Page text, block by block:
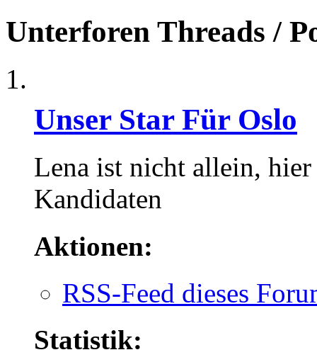
Unterforen Threads /
Unser Star Für Oslo
Lena ist nicht allein,
Kandidaten
Aktionen:
RSS-Feed dieses
Statistik: